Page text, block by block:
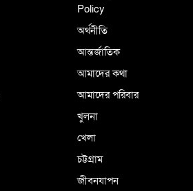
Policy
অর্থনীতি
আন্তর্জাতিক
আমাদের কথা
আমাদের পরিবার
খুলনা
খেলা
চট্টগ্রাম
জীবনযাপন